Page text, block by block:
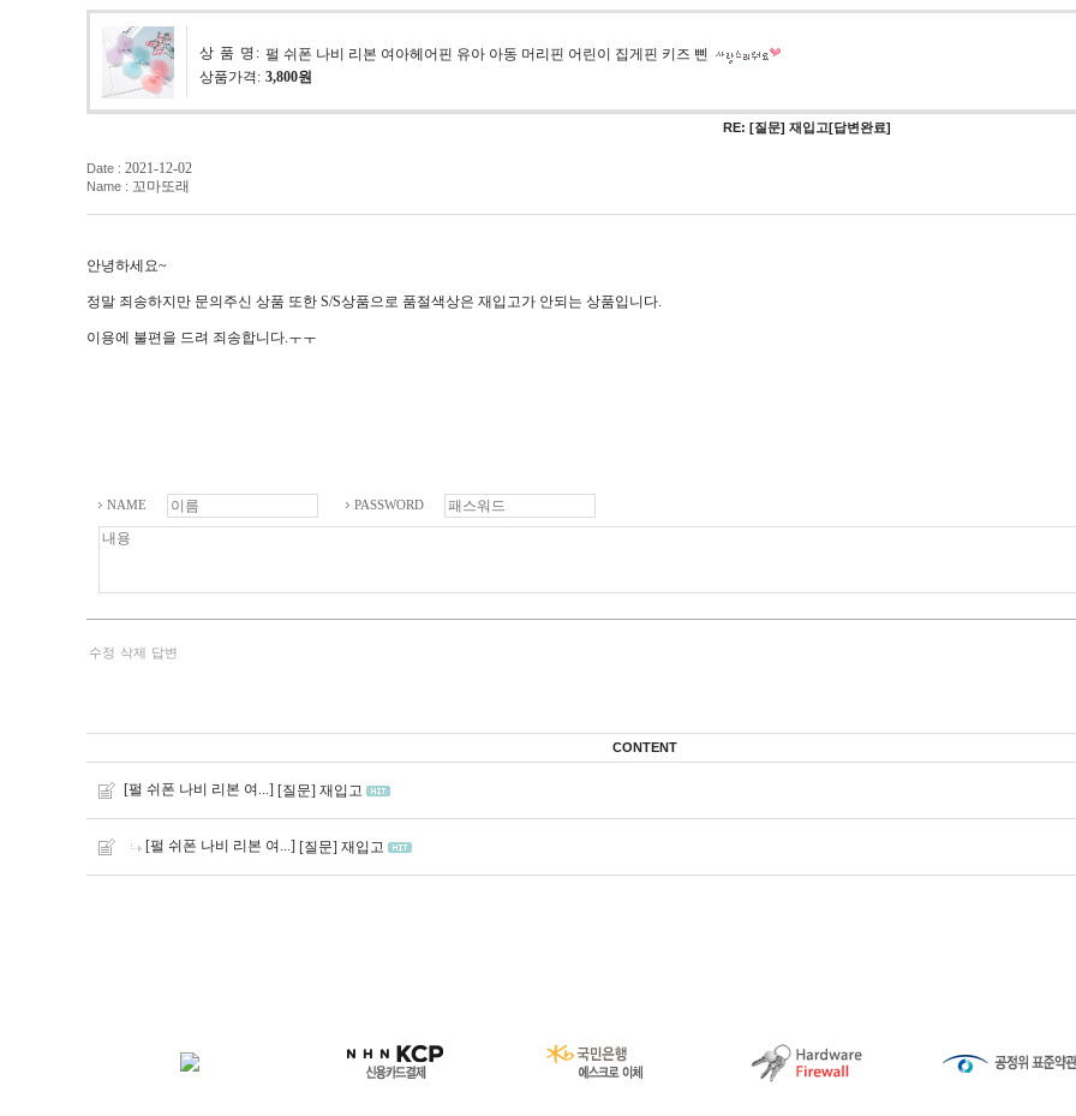
상 품 명: 펄 쉬폰 나비 리본 여아헤어핀 유아 아동 머리핀 어린이 집게핀 키즈 삔
상품가격: 3,800원
RE: [질문] 재입고[답변완료]
Date : 2021-12-02
Name : 꼬마또래
안녕하세요~
정말 죄송하지만 문의주신 상품 또한 S/S상품으로 품절색상은 재입고가 안되는 상품입니다.
이용에 불편을 드려 죄송합니다.ㅜㅜ
NAME PASSWORD
수정 삭제 답변
CONTENT
[펄 쉬폰 나비 리본 여...] [질문] 재입고
[펄 쉬폰 나비 리본 여...] [질문] 재입고